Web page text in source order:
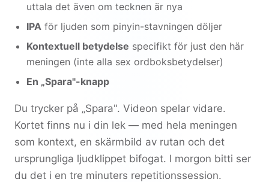
uttala det även om tecknen är nya
IPA för ljuden som pinyin-stavningen döljer
Kontextuell betydelse specifikt för just den här
meningen (inte alla sex ordboksbetydelser)
En „Spara"-knapp
Du trycker på „Spara". Videon spelar vidare.
Kortet finns nu i din lek — med hela meningen
som kontext, en skärmbild av rutan och det
ursprungliga ljudklippet bifogat. I morgon bitti ser
du det i en tre minuters repetitionssession.